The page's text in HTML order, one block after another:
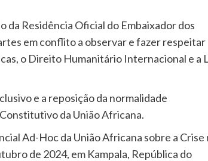
Residência Oficial do Embaixador dos
em conflito a observar e fazer respeitar
o Direito Humanitário Internacional e a
e a reposição da normalidade
da União Africana.
Ad-Hoc da União Africana sobre a Crise
de 2024, em Kampala, República do